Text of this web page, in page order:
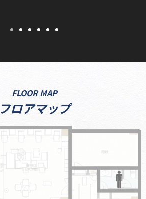
FLOOR MAP
フロアマップ